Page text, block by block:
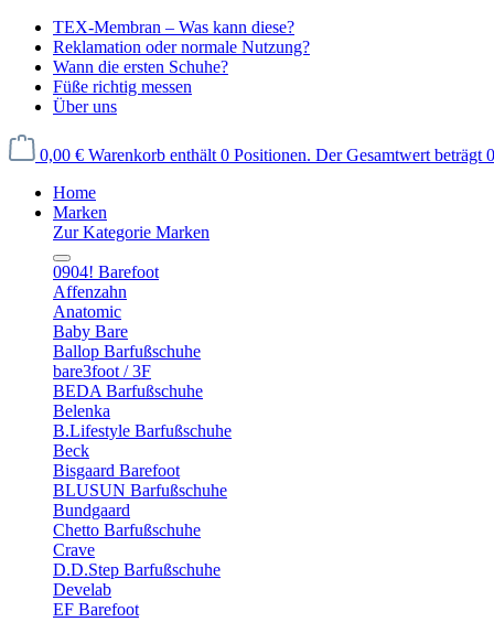
TEX-Membran – Was kann diese?
Reklamation oder normale Nutzung?
Wann die ersten Schuhe?
Füße richtig messen
Über uns
0,00 € Warenkorb enthält 0 Positionen. Der Gesamtwert beträgt
Home
Marken
Zur Kategorie Marken
0904! Barefoot
Affenzahn
Anatomic
Baby Bare
Ballop Barfußschuhe
bare3foot / 3F
BEDA Barfußschuhe
Belenka
B.Lifestyle Barfußschuhe
Beck
Bisgaard Barefoot
BLUSUN Barfußschuhe
Bundgaard
Chetto Barfußschuhe
Crave
D.D.Step Barfußschuhe
Develab
EF Barefoot